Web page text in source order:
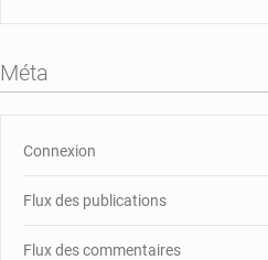
Méta
Connexion
Flux des publications
Flux des commentaires